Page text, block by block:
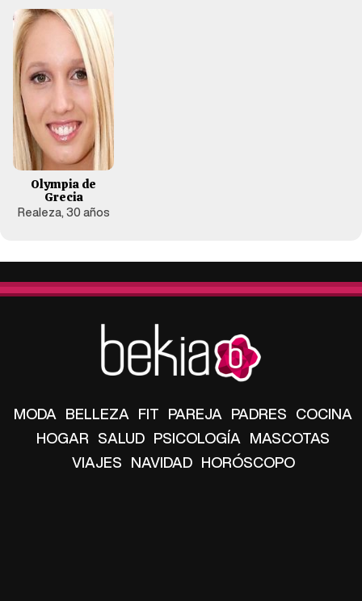
Olympia de
Grecia
Realeza, 30 años
MODA BELLEZA FIT PAREJA PADRES COCINA
HOGAR SALUD PSICOLOGÍA MASCOTAS
VIAJES NAVIDAD HORÓSCOPO